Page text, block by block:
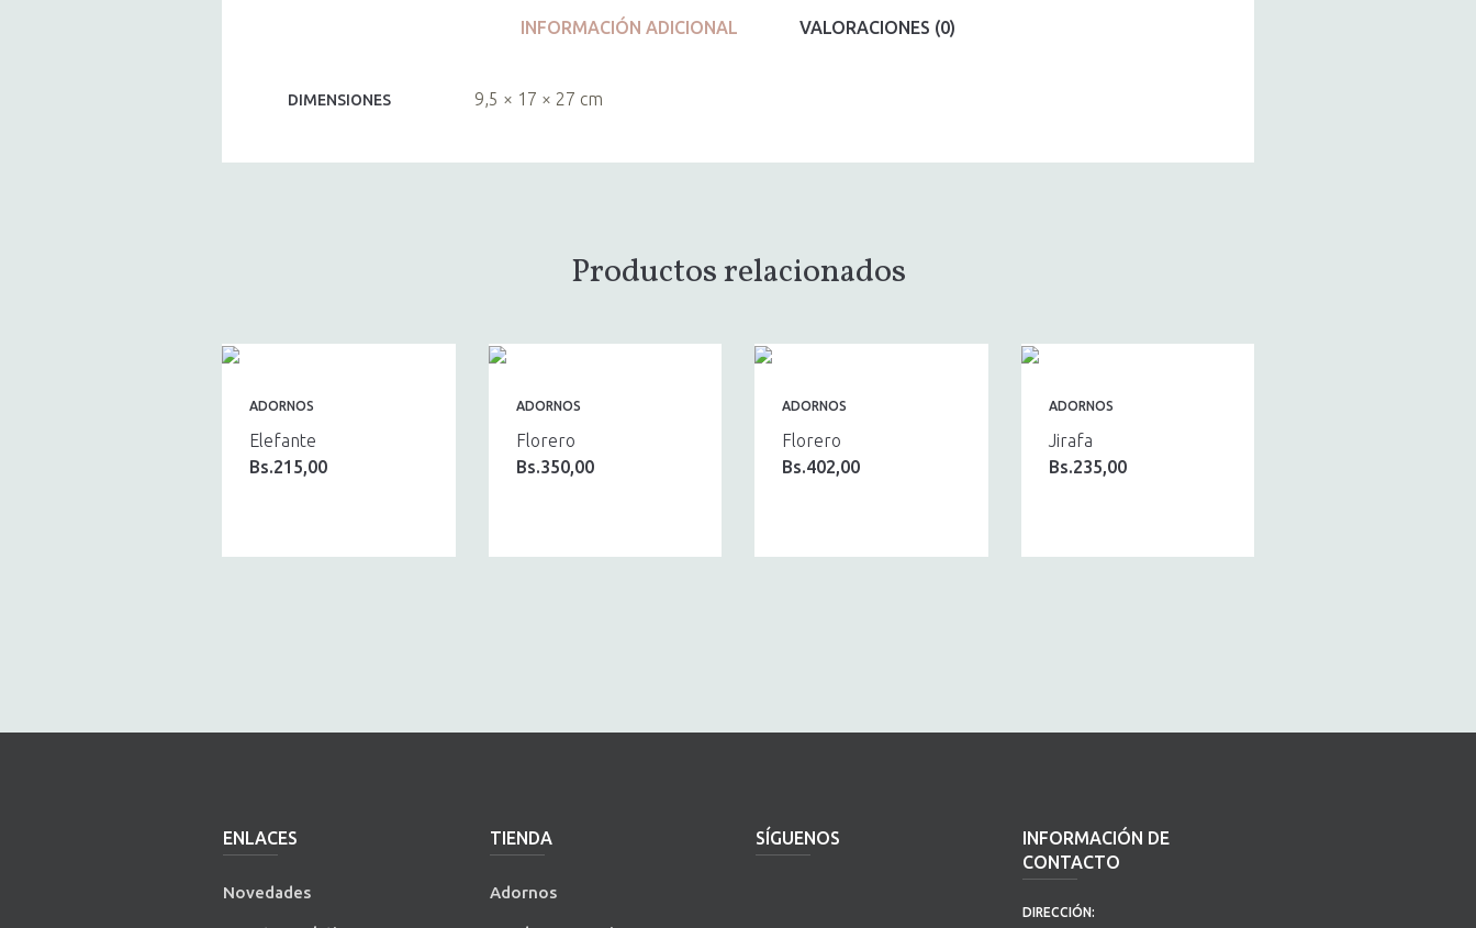
INFORMACIÓN ADICIONAL VALORACIONES (0)
DIMENSIONES 9,5 × 17 × 27 cm
Productos relacionados
ADORNOS
Elefante
Bs.215,00
ADORNOS
Florero
Bs.350,00
ADORNOS
Florero
Bs.402,00
ADORNOS
Jirafa
Bs.235,00
ENLACES
Novedades
TIENDA
Adornos
SÍGUENOS
INFORMACIÓN DE
CONTACTO
DIRECCIÓN: